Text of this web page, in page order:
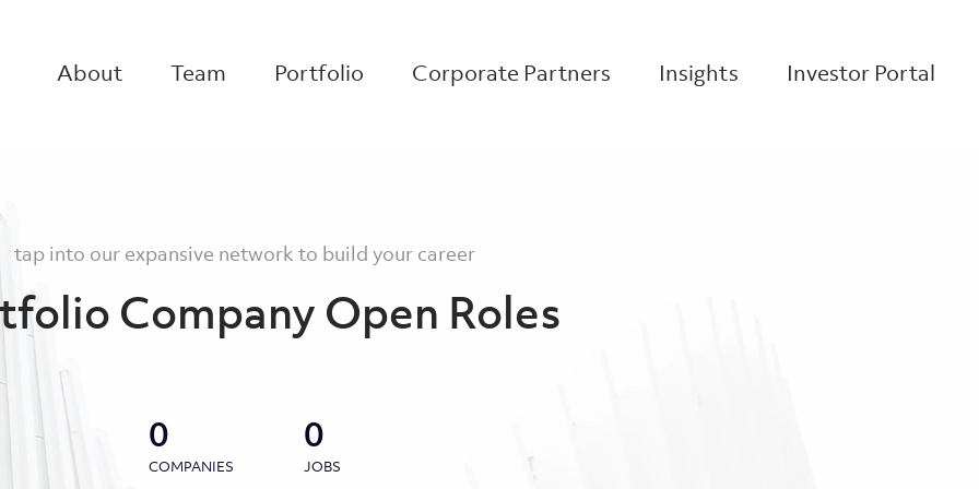
About Team Portfolio Corporate Partners Insights Investor Portal
tap into our expansive network to build your career
Company Open Roles
0
COMPANIES
0
JOBS